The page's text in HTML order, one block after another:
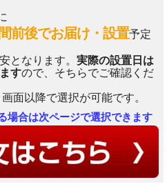
前後でお届け・設置予定
となります。 実際の設置日は
すので、そちらでご確認くだ
面以降で選択が可能です。
場合は次ページで選択できます